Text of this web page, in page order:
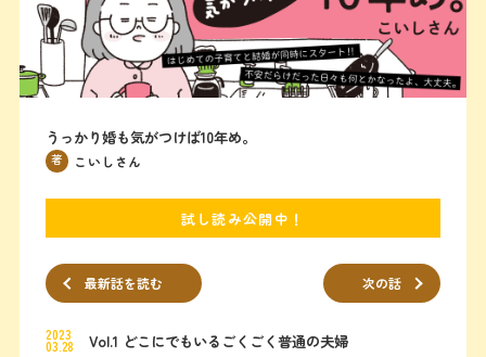
うっかり婚も気がつけば10年め。
著 こいしさん
試し読み公開中！
最新話を読む 次の話
2023
03.28 Vol.1 どこにでもいるごくごく普通の夫婦